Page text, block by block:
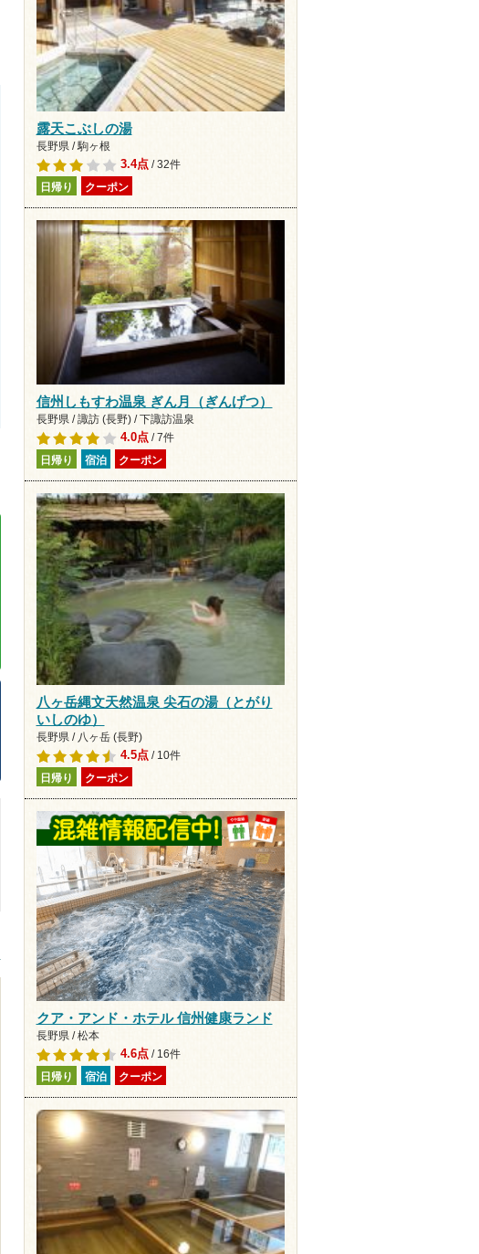
露天こぶしの湯
長野県 / 駒ヶ根
3.4点/ 32件
日帰り クーポン
信州しもすわ温泉 ぎん月（ぎんげつ）
長野県 / 諏訪 (長野) / 下諏訪温泉
4.0点/ 7件
日帰り 宿泊 クーポン
八ヶ岳縄文天然温泉 尖石の湯（とがり
いしのゆ）
長野県 / 八ヶ岳 (長野)
4.5点/ 10件
日帰り クーポン
クア・アンド・ホテル 信州健康ランド
長野県 / 松本
4.6点/ 16件
日帰り 宿泊 クーポン